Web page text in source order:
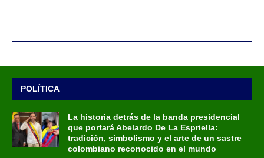
POLÍTICA
La historia detrás de la banda presidencial
que portará Abelardo De La Espriella:
tradición, simbolismo y el arte de un sastre
colombiano reconocido en el mundo